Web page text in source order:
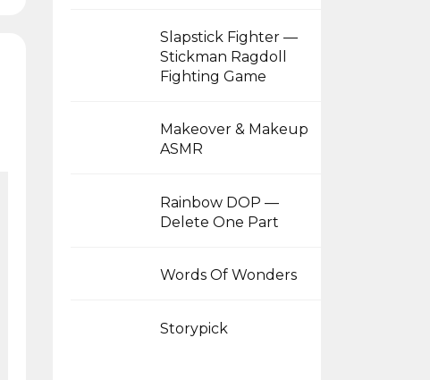
Slapstick Fighter —
Stickman Ragdoll
Fighting Game
Makeover & Makeup
ASMR
Rainbow DOP —
Delete One Part
Words Of Wonders
Storypick